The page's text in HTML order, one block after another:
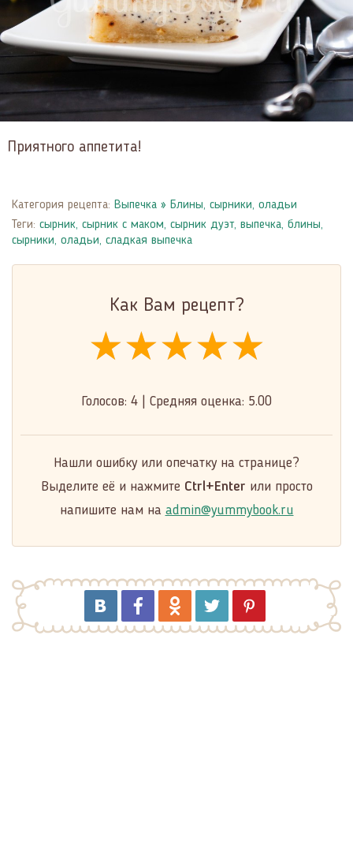
Приятного аппетита!
Категория рецепта: Выпечка » Блины, сырники, оладьи
Теги: сырник, сырник с маком, сырник дуэт, выпечка, блины,
сырники, оладьи, сладкая выпечка
Как Вам рецепт?
★★★★★
★★★★★
★★★★★
Голосов: 4 Средняя оценка: 5.00
Нашли ошибку или опечатку на странице?
Выделите её и нажмите Ctrl+Enter или просто
напишите нам на admin@yummybook.ru